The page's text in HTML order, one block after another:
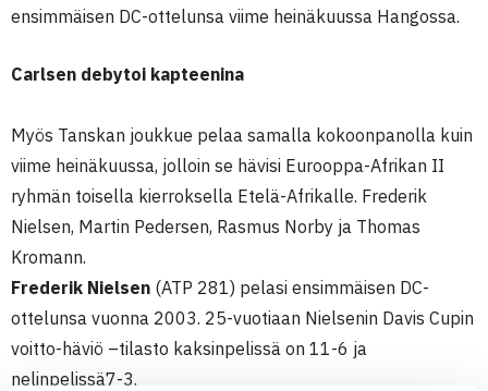
ensimmäisen DC-ottelunsa viime heinäkuussa Hangossa.
Carlsen debytoi kapteenina
Myös Tanskan joukkue pelaa samalla kokoonpanolla kuin
viime heinäkuussa, jolloin se hävisi Eurooppa-Afrikan II
ryhmän toisella kierroksella Etelä-Afrikalle. Frederik
Nielsen, Martin Pedersen, Rasmus Norby ja Thomas
Kromann.
Frederik Nielsen (ATP 281) pelasi ensimmäisen DC-
ottelunsa vuonna 2003. 25-vuotiaan Nielsenin Davis Cupin
voitto-häviö –tilasto kaksinpelissä on 11-6 ja
nelinpelissä7-3.